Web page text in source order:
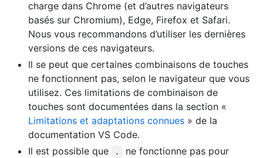
charge dans Chrome (et d’autres navigateurs
basés sur Chromium), Edge, Firefox et Safari.
Nous vous recommandons d’utiliser les dernières
versions de ces navigateurs.
Il se peut que certaines combinaisons de touches
ne fonctionnent pas, selon le navigateur que vous
utilisez. Ces limitations de combinaison de
touches sont documentées dans la section «
Limitations et adaptations connues » de la
documentation VS Code.
Il est possible que
.
ne fonctionne pas pour